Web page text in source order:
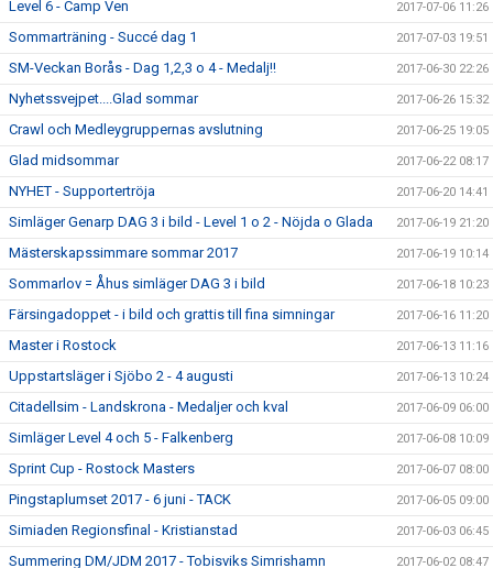
Level 6 - Camp Ven 2017-07-06 11:26
Sommarträning - Succé dag 1 2017-07-03 19:51
SM-Veckan Borås - Dag 1,2,3 o 4 - Medalj!! 2017-06-30 22:26
Nyhetssvejpet....Glad sommar 2017-06-26 15:32
Crawl och Medleygruppernas avslutning 2017-06-25 19:05
Glad midsommar 2017-06-22 08:17
NYHET - Supportertröja 2017-06-20 14:41
Simläger Genarp DAG 3 i bild - Level 1 o 2 - Nöjda o Glada 2017-06-19 21:20
Mästerskapssimmare sommar 2017 2017-06-19 10:14
Sommarlov = Åhus simläger DAG 3 i bild 2017-06-18 10:23
Färsingadoppet - i bild och grattis till fina simningar 2017-06-16 11:20
Master i Rostock 2017-06-13 11:16
Uppstartsläger i Sjöbo 2 - 4 augusti 2017-06-13 10:24
Citadellsim - Landskrona - Medaljer och kval 2017-06-09 06:00
Simläger Level 4 och 5 - Falkenberg 2017-06-08 10:09
Sprint Cup - Rostock Masters 2017-06-07 08:00
Pingstaplumset 2017 - 6 juni - TACK 2017-06-05 09:00
Simiaden Regionsfinal - Kristianstad 2017-06-03 06:45
Summering DM/JDM 2017 - Tobisviks Simrishamn 2017-06-02 08:47